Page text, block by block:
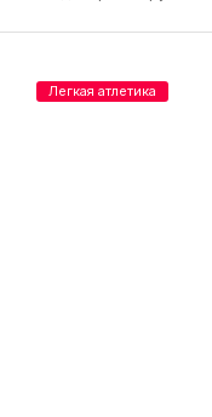
Легкая атлетика